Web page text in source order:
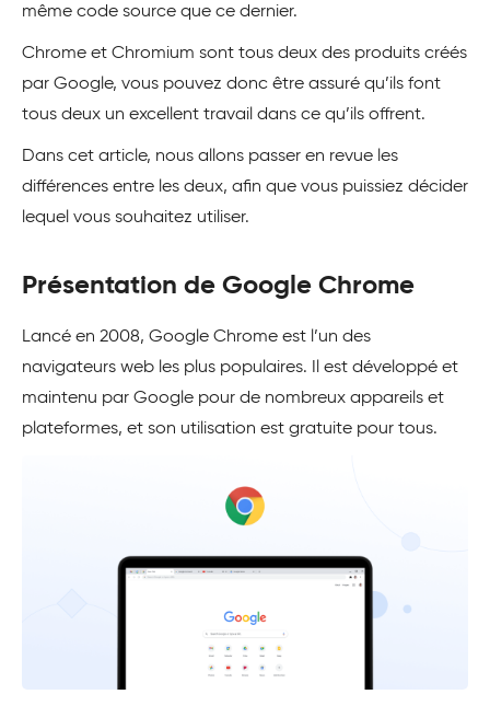
même code source que ce dernier.
Chrome et Chromium sont tous deux des produits créés
par Google, vous pouvez donc être assuré qu’ils font
tous deux un excellent travail dans ce qu’ils offrent.
Dans cet article, nous allons passer en revue les
différences entre les deux, afin que vous puissiez décider
lequel vous souhaitez utiliser.
Présentation de Google Chrome
Lancé en 2008, Google Chrome est l’un des
navigateurs web les plus populaires. Il est développé et
maintenu par Google pour de nombreux appareils et
plateformes, et son utilisation est gratuite pour tous.